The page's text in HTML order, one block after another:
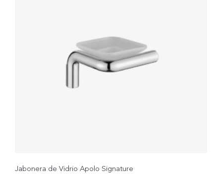
Jabonera de Vidrio Apolo Signature